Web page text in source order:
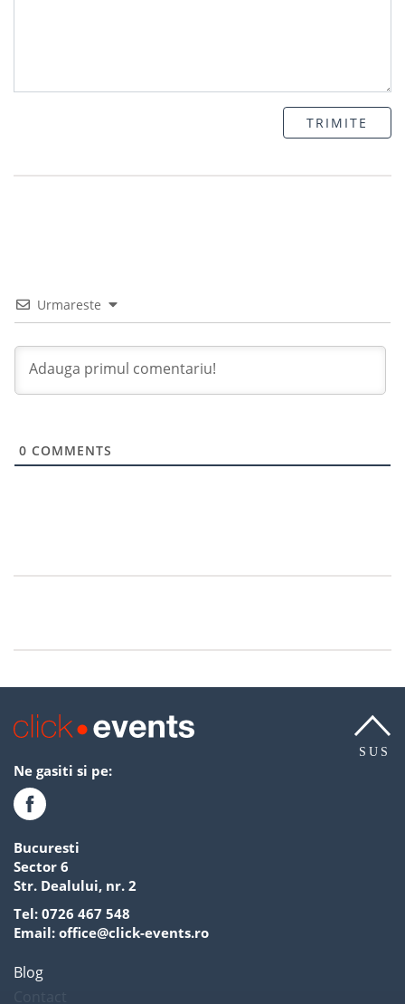
TRIMITE
Urmareste
0 COMMENTS
SUS
Ne gasiti si pe:
Bucuresti
Sector 6
Str. Dealului, nr. 2
Tel: 0726 467 548
Email: office@click-events.ro
Blog